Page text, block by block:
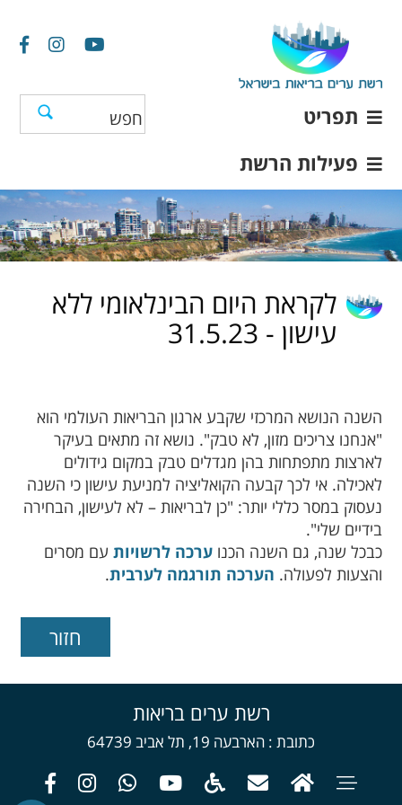
תפריט
פעילות הרשת
לקראת היום הבינלאומי ללא
עישון - 31.5.23
השנה הנושא המרכזי שקבע ארגון הבריאות העולמי הוא
"אנחנו צריכים מזון, לא טבק". נושא זה מתאים בעיקר
לארצות מתפתחות בהן מגדלים טבק במקום גידולים
לאכילה. אי לכך קבעה הקואליציה למניעת עישון כי השנה
נעסוק במסר כללי יותר: "כן לבריאות – לא לעישון, הבחירה
בידיים שלי".
כבכל שנה, גם השנה הכנוערכה לרשויות עם מסרים
והצעות לפעולה. הערכה תורגמה לערבית.
רשת ערים בריאות
כתובת הארבעה 19, תל אביב 64739